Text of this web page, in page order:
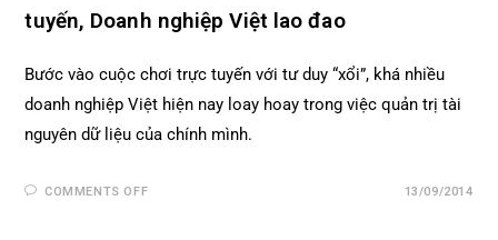
tuyến, Doanh nghiệp Việt lao đao
Bước vào cuộc chơi trực tuyến với tư duy “xổi”, khá nhiều
doanh nghiệp Việt hiện nay loay hoay trong việc quản trị tài
nguyên dữ liệu của chính mình.
COMMENTS OFF 13/09/2014